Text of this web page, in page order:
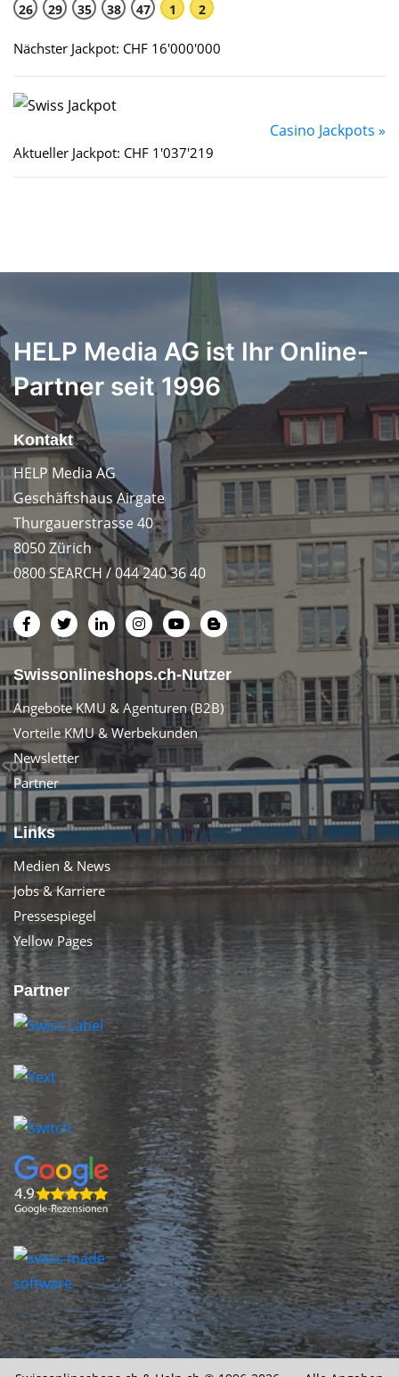
26 29 35 38 47 1 2
Nächster Jackpot: CHF 16'000'000
Casino Jackpots »
Aktueller Jackpot: CHF 1'037'219
HELP Media AG ist Ihr Online-
Partner seit 1996
Kontakt
HELP Media AG
Geschäftshaus Airgate
Thurgauerstrasse 40
8050 Zürich
0800 SEARCH / 044 240 36 40
Swissonlineshops.ch-Nutzer
Angebote KMU & Agenturen (B2B)
Vorteile KMU & Werbekunden
Newsletter
Partner
Links
Medien & News
Jobs & Karriere
Pressespiegel
Yellow Pages
Partner